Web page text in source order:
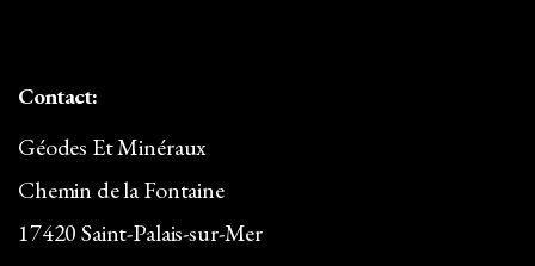
Contact:
Géodes Et Minéraux
Chemin de la Fontaine
17420 Saint-Palais-sur-Mer